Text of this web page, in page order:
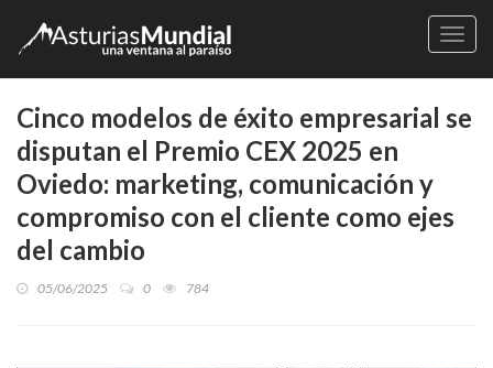
Cinco modelos de éxito empresarial se
disputan el Premio CEX 2025 en
Oviedo: marketing, comunicación y
compromiso con el cliente como ejes
del cambio
05/06/2025 0 784